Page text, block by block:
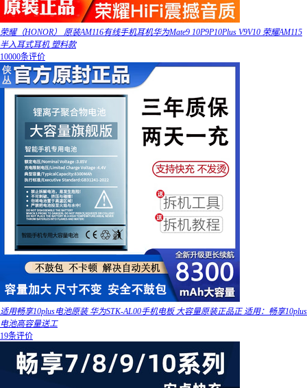
荣耀（HONOR） 原装AM116有线手机耳机华为Mate9 10P9P10Plus V9V10 荣耀AM115
半入耳式耳机 塑料款
10000条评价
适用畅享10plus电池原装 华为STK-AL00手机电板 大容量原装正品正 适用：畅享10plus
电池高容量送工
19条评价